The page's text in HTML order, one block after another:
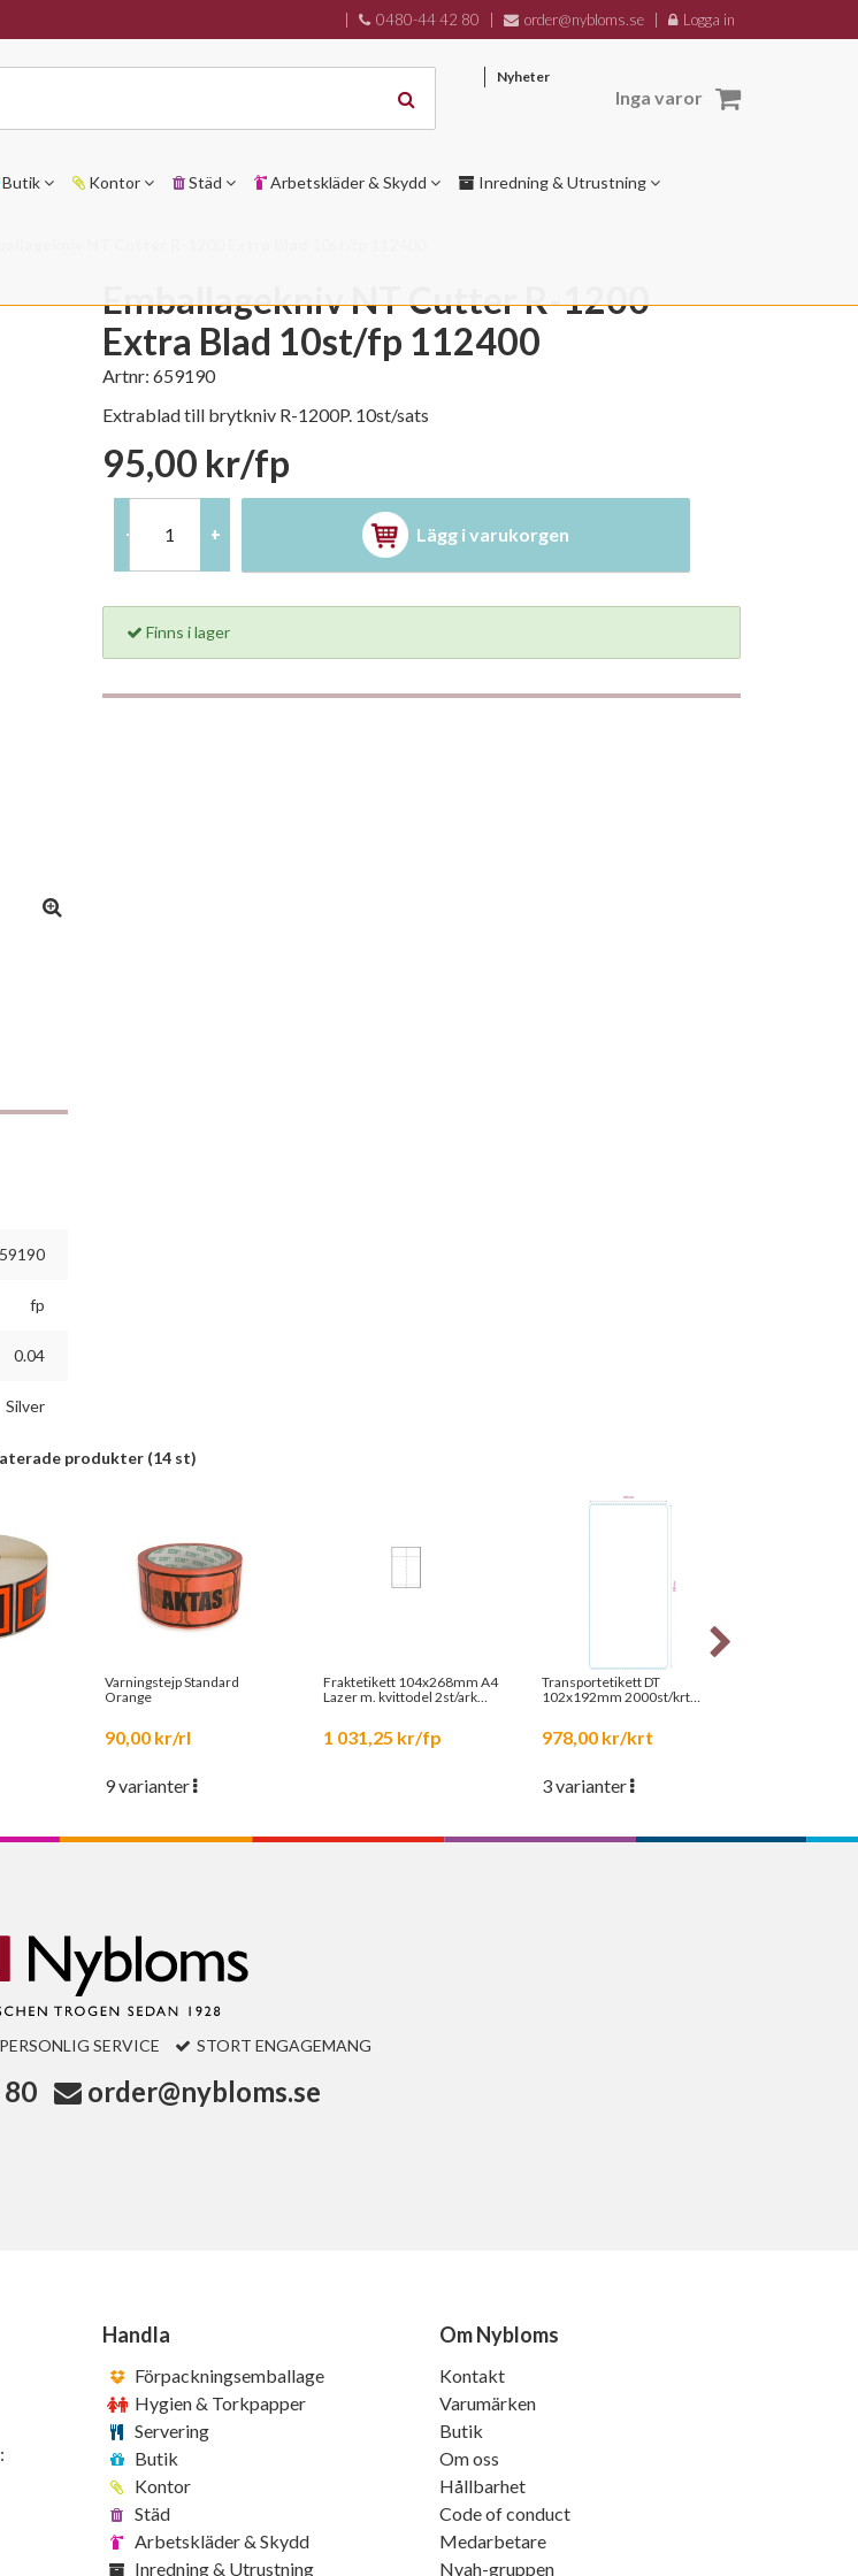
fp
0.04
Silver
Emballagekniv NT Cutter R-1200
Extra Blad 10st/fp 112400
Artnr: 659190
Extrablad till brytkniv R-1200P. 10st/sats
95,00 kr/fp
- + Lägg i varukorgen
Finns i lager
produkter (14 st)
Varningstejp Standard
Orange
90,00 kr/rl
9 varianter
Fraktetikett 104x268mm A4
Lazer m. kvittodel 2st/ark
1 031,25 kr/fp
Transportetikett DT
102x192mm 2000st/krt
978,00 kr/krt
3 varianter
PERSONLIG SERVICE STORT ENGAGEMANG
order@nybloms.se
Handla
Förpackningsemballage
Hygien & Torkpapper
Servering
Butik
Kontor
Städ
Arbetskläder & Skydd
Inredning & Utrustning
Om Nybloms
Kontakt
Varumärken
Butik
Om oss
Hållbarhet
Code of conduct
Medarbetare
Nyah-gruppen
0480-44 42 80 order@nybloms.se Logga in
Nyheter
Inga varor
Butik Kontor Städ Arbetskläder & Skydd Inredning & Utrustning